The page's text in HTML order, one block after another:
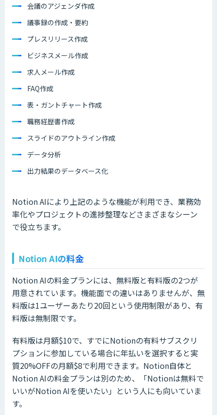
会議のアジェンダ作成
議事録の作成・要約
プレスリリース作成
ビジネスメール作成
求人メール作成
FAQ作成
表・ガントチャート作成
職務経歴書作成
スライドのアウトライン作成
データ分析
出力結果のデータベース化
Notion AIにより上記のような機能が利用でき、業務効
率化やプロジェクトの進捗整理などさまざまなシーン
で役立ちます。
Notion AIの料金
Notion AIの料金プランには、無料版と有料版の2つが
用意されています。機能面での違いはありませんが、無
料版は1ユーザーあたり20回という使用制限があり、有
料版は無制限です。
有料版は月額$10で、すでにNotionの有料サブスクリ
プションに参加している場合に年払いを選択すると実
質20%OFFの月額$8で利用できます。Notion自体と
Notion AIの料金プランは別のため、「Notionは無料で
いいがNotion AIを使いたい」という人にも向いていま
す。